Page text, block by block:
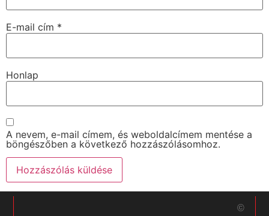
E-mail cím *
Honlap
A nevem, e-mail címem, és weboldalcímem mentése a
böngészőben a következő hozzászólásomhoz.
©